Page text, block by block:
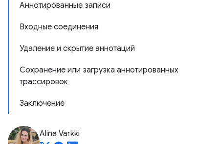
Аннотированные записи
Входные соединения
Удаление и скрытие аннотаций
Сохранение или загрузка аннотированных
трассировок
Заключение
Alina Varkki